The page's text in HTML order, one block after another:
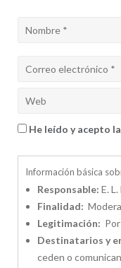
He leído y acepto la
Información básica
Responsable: E. L.
Finalidad:
Legitimación:
Destinatarios y
ceden o